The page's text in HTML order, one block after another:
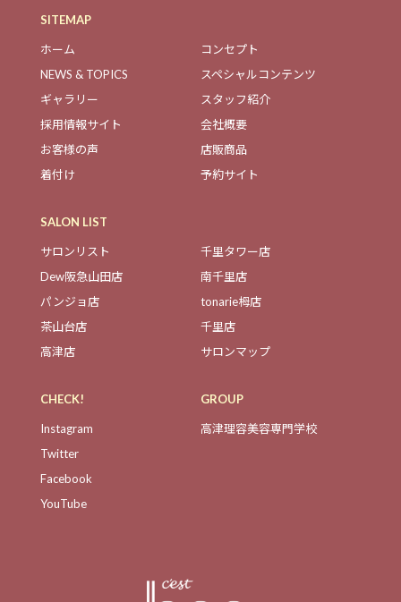
SITEMAP
ホーム
コンセプト
NEWS & TOPICS
スペシャルコンテンツ
ギャラリー
スタッフ紹介
採用情報サイト
会社概要
お客様の声
店販商品
着付け
予約サイト
SALON LIST
サロンリスト
千里タワー店
Dew阪急山田店
南千里店
パンジョ店
tonarie栂店
茶山台店
千里店
高津店
サロンマップ
CHECK!
Instagram
Twitter
Facebook
YouTube
GROUP
高津理容美容専門学校